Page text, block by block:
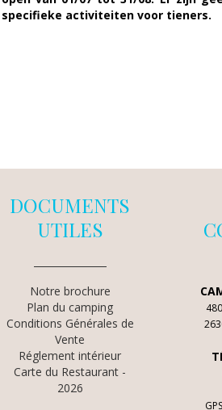
specifieke activiteiten voor tieners.
DOCUMENTS
UTILES
Notre brochure
Plan du camping
Conditions Générales de
Vente
Réglement intérieur
Carte du Restaurant -
2026